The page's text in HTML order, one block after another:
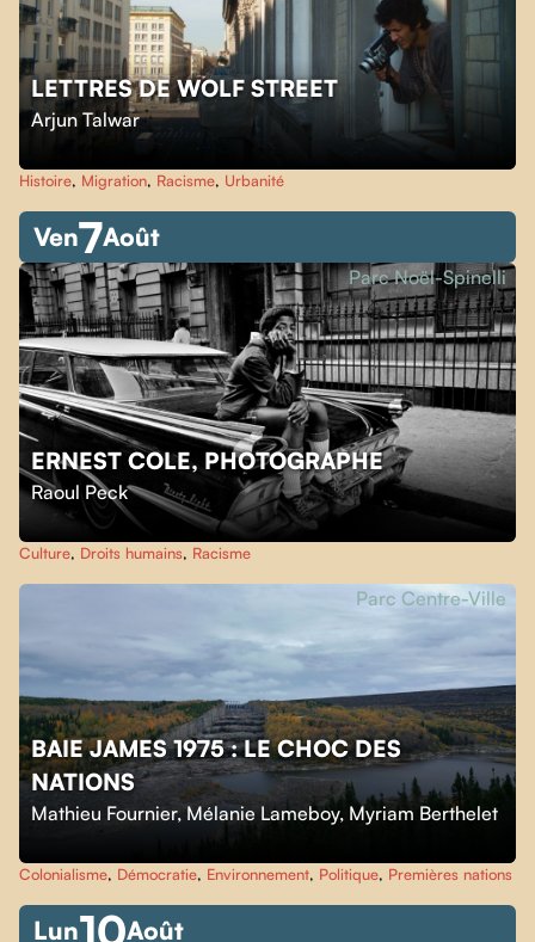
LETTRES DE WOLF STREET
Arjun Talwar
Histoire, Migration, Racisme, Urbanité
Ven7Août
ERNEST COLE, PHOTOGRAPHE
Raoul Peck
Parc Noël-Spinelli
Culture, Droits humains, Racisme
BAIE JAMES 1975 : LE CHOC DES
NATIONS
Mathieu Fournier,Mélanie Lameboy, Myriam Berthelet
Parc Centre-Ville
Colonialisme, Démocratie, Environnement, Politique, Premières nations
Lun10Août